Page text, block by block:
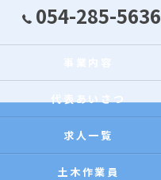
054-285-5636
代表あいさつ
求人一覧
土木作業員